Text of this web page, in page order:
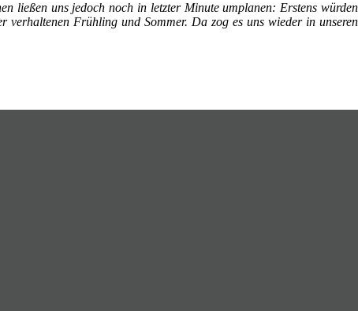
ließen uns jedoch noch in letzter Minute umplanen: Erstens würden
verhaltenen Frühling und Sommer. Da zog es uns wieder in unseren